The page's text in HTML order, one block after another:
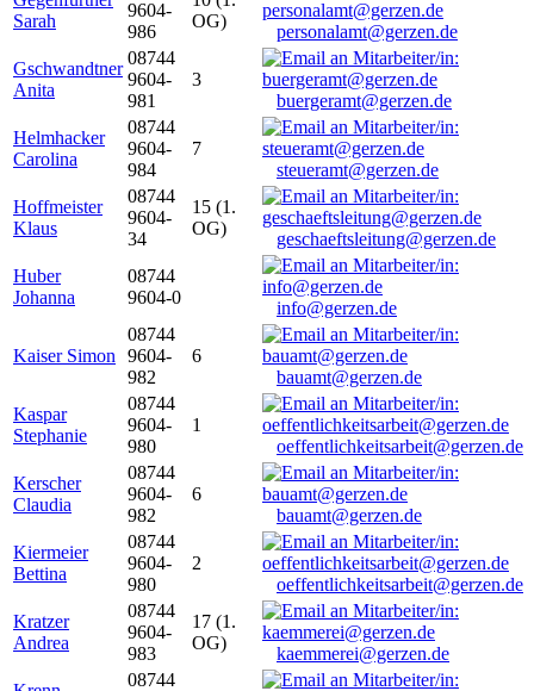
Sarah
9604-
986
OG)
personalamt@gerzen.de
Gschwandtner
Anita
08744
9604-
981
3
buergeramt@gerzen.de
Helmhacker
Carolina
08744
9604-
984
7
steueramt@gerzen.de
Hoffmeister
Klaus
08744
9604-
34
15 (1.
OG)
geschaeftsleitung@gerzen.de
Huber
Johanna
08744
9604-0
info@gerzen.de
Kaiser Simon
08744
9604-
982
6
bauamt@gerzen.de
Kaspar
Stephanie
08744
9604-
980
1
oeffentlichkeitsarbeit@gerzen.de
Kerscher
Claudia
08744
9604-
982
6
bauamt@gerzen.de
Kiermeier
Bettina
08744
9604-
980
2
oeffentlichkeitsarbeit@gerzen.de
Kratzer
Andrea
08744
9604-
983
17 (1.
OG)
kaemmerei@gerzen.de
08744